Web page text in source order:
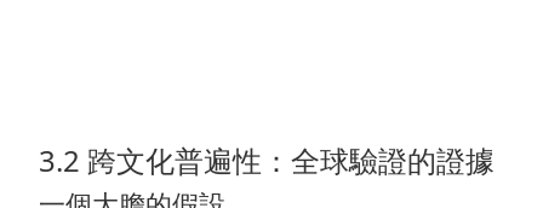
3.2 跨文化普遍性：全球驗證的證據